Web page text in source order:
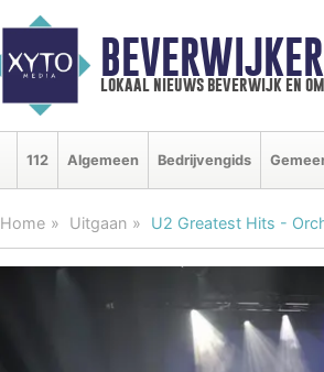
lokaal nieuws beverwijk en
112 Algemeen Bedrijvengids
Home Uitgaan U2 Greatest Hits -